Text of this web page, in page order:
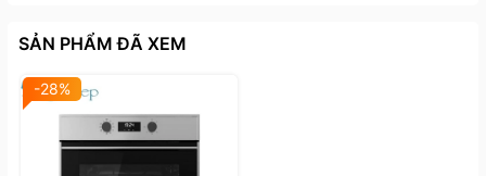
- Chế độ hẹn giờ
- Âm báo kết thúc chương trình
SẢN PHẨM ĐÃ XEM
-28%